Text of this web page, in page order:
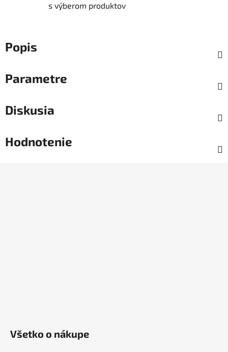
s výberom produktov
Popis
Parametre
Diskusia
Hodnotenie
Všetko o nákupe